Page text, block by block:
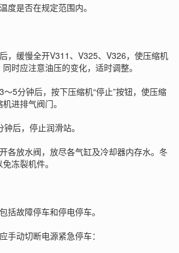
是否在规定范围内。
缓慢全开V311、V325、V326，使压缩机
时应注意油压的变化，适时调整。
5分钟后，按下压缩机“停止”按钮，使压缩
进排气阀门。
后，停止润滑站。
放水阀，放尽各气缸及冷却器内存水。冬
冻裂机件。
故障停车和停电停车。
动切断电源紧急停车：